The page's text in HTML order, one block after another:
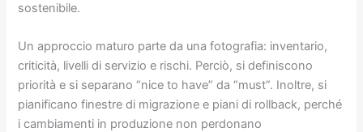
sostenibile.
Un approccio maturo parte da una fotografia: inventario,
criticità, livelli di servizio e rischi. Perciò, si definiscono
priorità e si separano “nice to have” da “must”. Inoltre, si
pianificano finestre di migrazione e piani di rollback, perché
i cambiamenti in produzione non perdonano